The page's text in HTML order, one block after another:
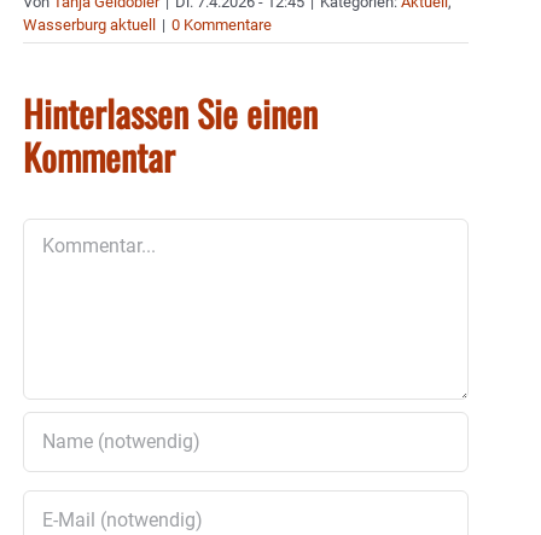
Wasserburg aktuell
| 0 Kommentare
Hinterlassen Sie einen
Kommentar